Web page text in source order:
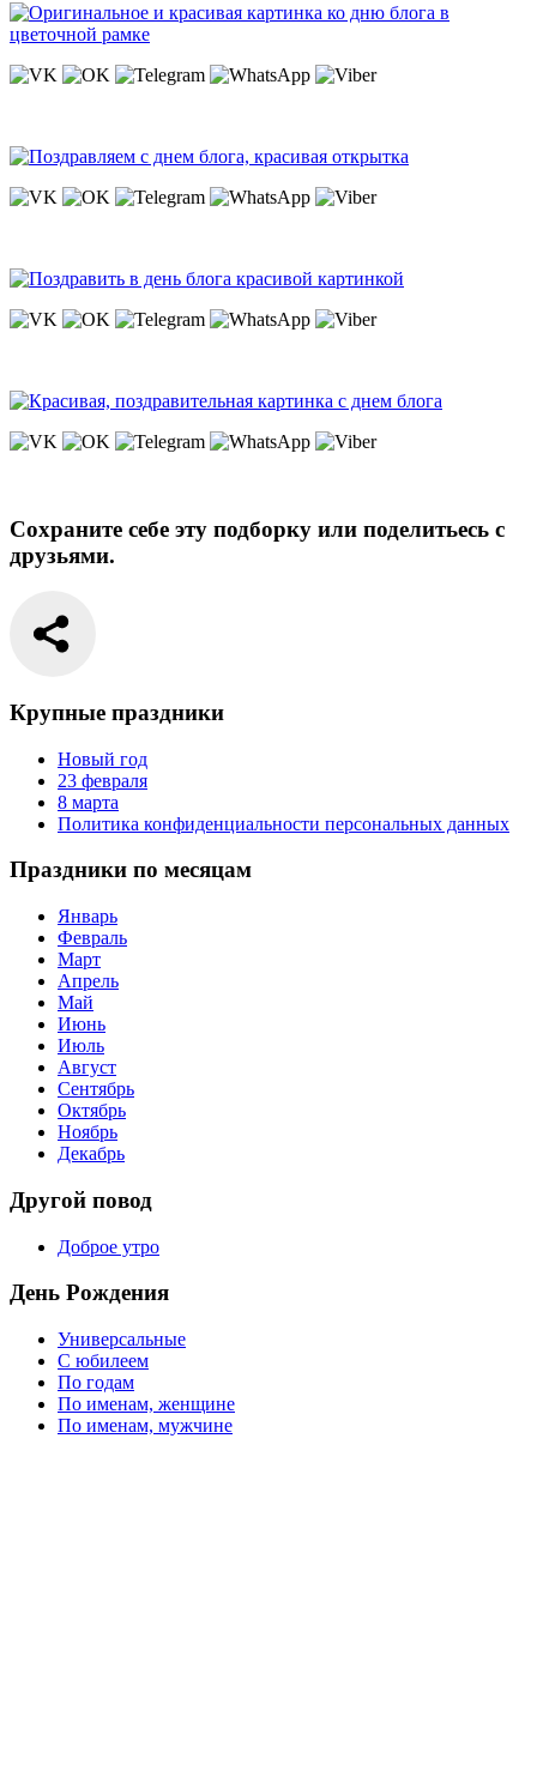
Сохраните себе эту подборку или поделитьесь с
друзьями.
Крупные праздники
Новый год
23 февраля
8 марта
Политика конфиденциальности персональных данных
Праздники по месяцам
Январь
Февраль
Март
Апрель
Май
Июнь
Июль
Август
Сентябрь
Октябрь
Ноябрь
Декабрь
Другой повод
Доброе утро
День Рождения
Универсальные
С юбилеем
По годам
По именам, женщине
По именам, мужчине